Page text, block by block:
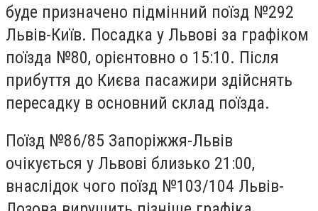
буде призначено підмінний поїзд №292
Львів-Київ. Посадка у Львові за графіком
поїзда №80, орієнтовно о 15:10. Після
прибуття до Києва пасажири здійснять
пересадку в основний склад поїзда.
Поїзд №86/85 Запоріжжя-Львів
очікується у Львові близько 21:00,
внаслідок чого поїзд №103/104 Львів-